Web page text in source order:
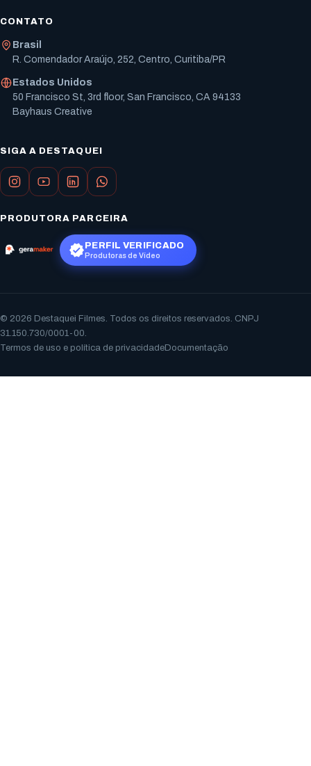
CONTATO
Brasil
R. Comendador Araújo, 252, Centro, Curitiba/PR
Estados Unidos
50 Francisco St, 3rd floor, San Francisco, CA 94133
Bayhaus Creative
SIGA A DESTAQUEI
PRODUTORA PARCEIRA
PERFIL VERIFICADO
Produtoras de Vídeo
© 2026 Destaquei Filmes. Todos os direitos reservados. CNPJ
31.150.730/0001-00.
Termos de uso e política de privacidadeDocumentação